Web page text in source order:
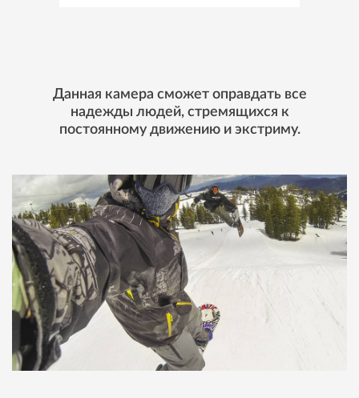
Данная камера сможет оправдать все
надежды людей, стремящихся к
постоянному движению и экстриму.